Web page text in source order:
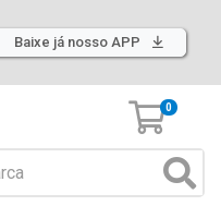
Baixe já nosso APP
0